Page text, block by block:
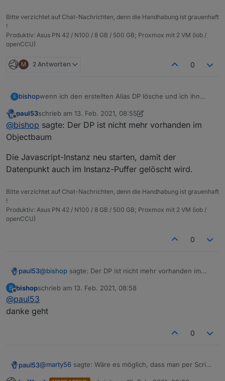
Bitte verzichtet auf Chat-Nachrichten, denn die Handhabung ist grauenhaft
!
Produktiv: Asus PN 42 / N100 / 8 GB / 500 GB; Proxmox mit 2 VM (iob /
openCCU)
M 2 Antworten 0
B bishopwenn ich den erstellten Alias DP lösche und ich ihn
Der DP ist nicht mehr vorhanden im Objectbaum
Offline
paul53schrieb am 13. Feb. 2021, 08:55
zuletzt editiert von paul53
@bishop sagte: Der DP ist nicht mehr vorhanden im
Objectbaum
Die Javascript-Instanz neu starten, damit der
Datenpunkt auch im Instanz-Puffer gelöscht wird.
Bitte verzichtet auf Chat-Nachrichten, denn die Handhabung ist grauenhaft
!
Produktiv: Asus PN 42 / N100 / 8 GB / 500 GB; Proxmox mit 2 VM (iob /
openCCU)
0
paul53@bishop sagte: Der DP ist nicht mehr vorhanden im
Die Javascript-Instanz neu starten, damit der
B
Offline
bishopschrieb am 13. Feb. 2021, 08:58
zuletzt editiert von
@paul53
danke geht
0
paul53@marty56 sagte: Wäre es möglich, dass man per Script